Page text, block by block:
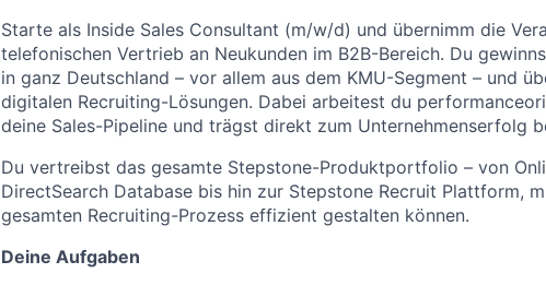
Starte als Inside Sales Consultant (m/w/d) und übernimm die
telefonischen Vertrieb an Neukunden im B2B-Bereich. Du
in ganz Deutschland – vor allem aus dem KMU-Segment – und
digitalen Recruiting-Lösungen. Dabei arbeitest du
deine Sales-Pipeline und trägst direkt zum Unternehmenserfolg
Du vertreibst das gesamte Stepstone-Produktportfolio – von
DirectSearch Database bis hin zur Stepstone Recruit Plattform,
gesamten Recruiting-Prozess effizient gestalten können.
Deine Aufgaben